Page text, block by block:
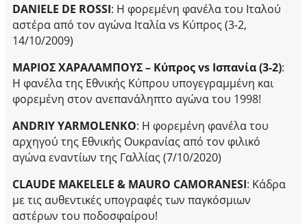
DANIELE DE ROSSI: Η φορεμένη φανέλα του Ιταλού
αστέρα από τον αγώνα Ιταλίαvs Κύπρος (3-2,
14/10/2009)
ΜΑΡΙΟΣ ΧΑΡΑΛΑΜΠΟΥΣ – Κύπροςvs Ισπανία (3-2):
Η φανέλα της Εθνικής Κύπρου υπογεγραμμένη και
φορεμένη στον ανεπανάληπτο αγώνα του 1998!
ANDRIYYARMOLENKO: Η φορεμένη φανέλα του
αρχηγού της Εθνικής Ουκρανίας από τον φιλικό
αγώνα εναντίων της Γαλλίας (7/10/2020)
CLAUDE MAKELELE & MAURO CAMORANESI: Κάδρα
με τις αυθεντικές υπογραφές των παγκόσμιων
αστέρων του ποδοσφαίρου!